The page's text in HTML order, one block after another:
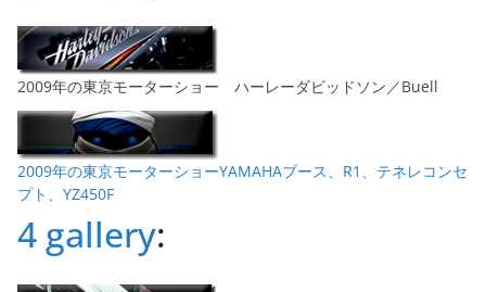
2009年の東京モーターショー ハーレーダビッドソン／Buell
2009年の東京モーターショーYAMAHAブース、R1、テネレコンセ
プト、YZ450F
4 gallery: